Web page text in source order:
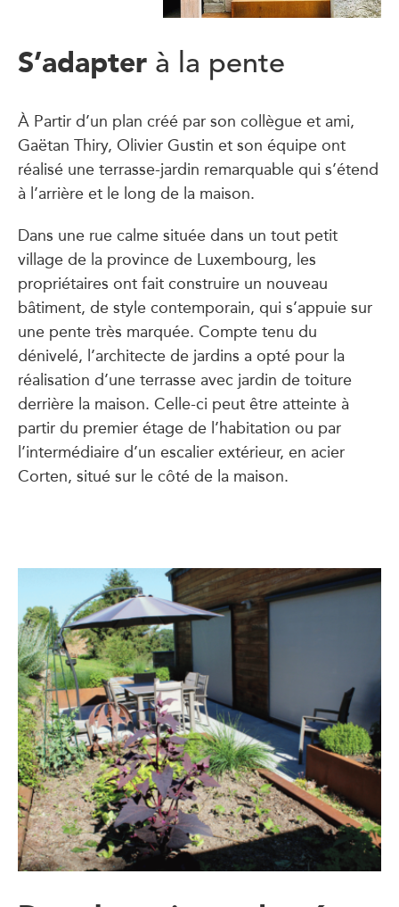
S’adapter à la pente
À Partir d’un plan créé par son collègue et ami,
Gaëtan Thiry, Olivier Gustin et son équipe ont
réalisé une terrasse-jardin remarquable qui s’étend
à l’arrière et le long de la maison.
Dans une rue calme située dans un tout petit
village de la province de Luxembourg, les
propriétaires ont fait construire un nouveau
bâtiment, de style contemporain, qui s’appuie sur
une pente très marquée. Compte tenu du
dénivelé, l’architecte de jardins a opté pour la
réalisation d’une terrasse avec jardin de toiture
derrière la maison. Celle-ci peut être atteinte à
partir du premier étage de l’habitation ou par
l’intermédiaire d’un escalier extérieur, en acier
Corten, situé sur le côté de la maison.